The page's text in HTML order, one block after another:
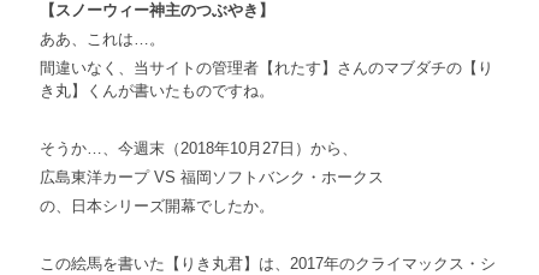
【スノーウィー神主のつぶやき】
ああ、これは…。
間違いなく、当サイトの管理者【れたす】さんのマブダチの【り
き丸】くんが書いたものですね。
そうか…、今週末（2018年10月27日）から、
広島東洋カープ VS 福岡ソフトバンク・ホークス
の、日本シリーズ開幕でしたか。
この絵馬を書いた【りき丸君】は、2017年のクライマックス・シ